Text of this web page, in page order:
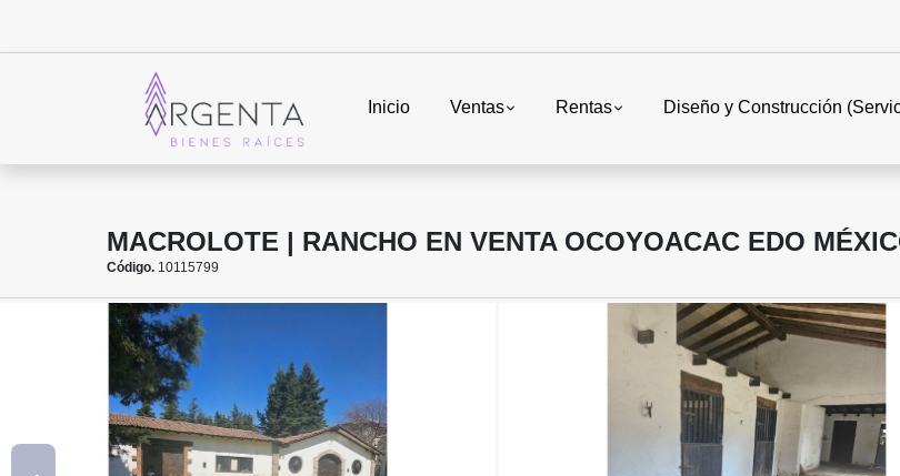
Inicio Ventas Rentas Diseño y Construcción
MACROLOTE | RANCHO EN VENTA OCOYOACAC EDO
Código. 10115799